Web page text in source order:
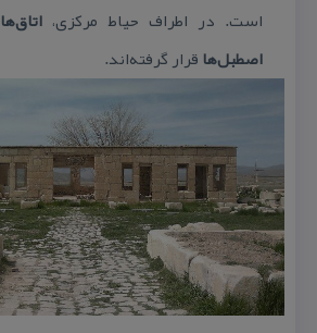
است. در اطراف حیاط مركزی،
اصطبل‌ها قرار گرفته‌اند.